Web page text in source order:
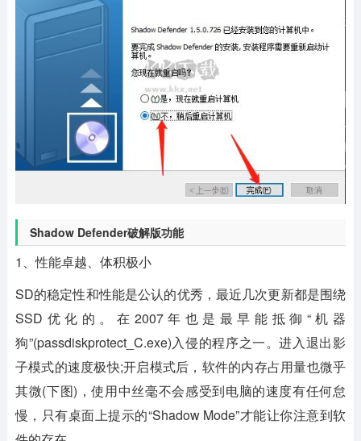
Shadow Defender破解版功能
1、性能卓越、体积极小
SD的稳定性和性能是公认的优秀，最近几次更新都是围绕
SSD优化的。在2007年也是最早能抵御“机器
狗”(passdiskprotect_C.exe)入侵的程序之一。进入退出影
子模式的速度极快;开启模式后，软件的内存占用量也微乎
其微(下图)，使用中丝毫不会感受到电脑的速度有任何怠
慢，只有桌面上提示的“Shadow Mode”才能让你注意到软